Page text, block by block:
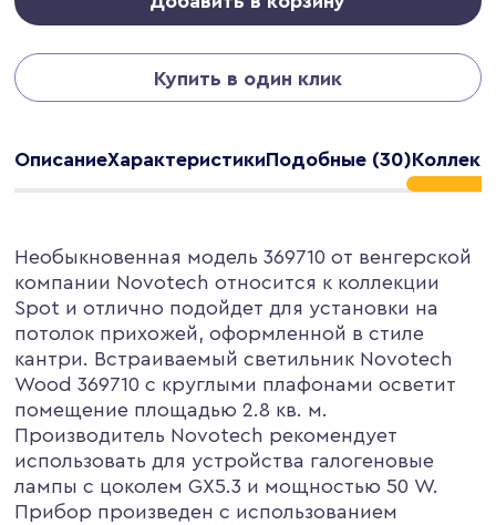
Купить в один клик
ОписаниеХарактеристикиПодобные (30)
Необыкновенная модель 369710 от венгерской
компании Novotech относится к коллекции
Spot и отлично подойдет для установки на
потолок прихожей, оформленной в стиле
кантри. Встраиваемый светильник Novotech
Wood 369710 с круглыми плафонами осветит
помещение площадью 2.8 кв. м.
Производитель Novotech рекомендует
использовать для устройства галогеновые
лампы с цоколем GX5.3 и мощностью 50 W.
Прибор произведен с использованием